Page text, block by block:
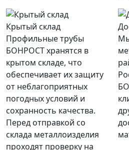
Крытый склад
Профильные трубы
БОНРОСТ хранятся в
крытом складе, что
обеспечивает их защиту
от неблагоприятных
погодных условий и
сохранность качества.
Перед отправкой со
склада металлоизделия
проходят проверку на